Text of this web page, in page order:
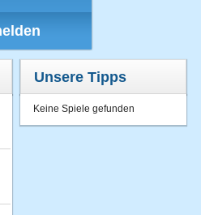
Unsere Tipps
Keine Spiele gefunden